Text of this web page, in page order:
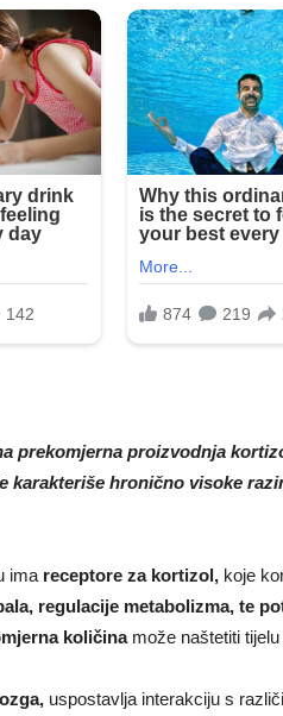
prekomjerna proizvodnja
karakteriše hronično visoke
ima receptore za kortizol, koje
regulacije metabolizma, te
količinamože naštetiti
uspostavlja interakciju s